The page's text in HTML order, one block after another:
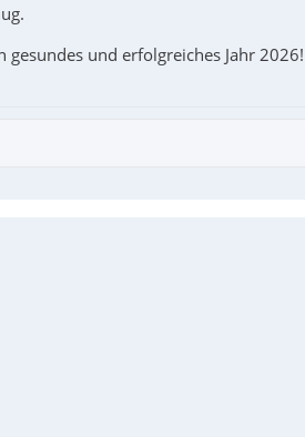
und erfolgreiches Jahr 2026!